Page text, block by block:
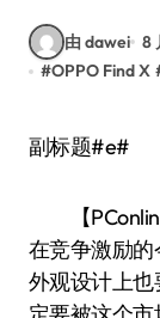
由 dawei 8
#OPPO Find X
副标题#e#
【PConline
在竞争激励
外观设计上